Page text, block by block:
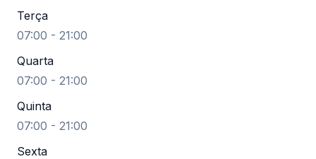
Terça
07:00 - 21:00
Quarta
07:00 - 21:00
Quinta
07:00 - 21:00
Sexta